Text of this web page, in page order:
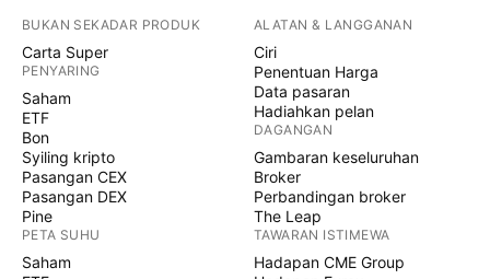
BUKAN SEKADAR PRODUK
Carta Super
PENYARING
Saham
ETF
Bon
Syiling kripto
Pasangan CEX
Pasangan DEX
Pine
PETA SUHU
Saham
ALATAN & LANGGANAN
Ciri
Penentuan Harga
Data pasaran
Hadiahkan pelan
DAGANGAN
Gambaran keseluruhan
Broker
Perbandingan broker
The Leap
TAWARAN ISTIMEWA
Hadapan CME Group